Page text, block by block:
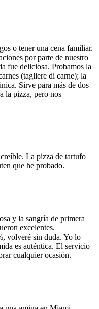
o tener una cena familiar.
por parte de nuestro
fue deliciosa. Probamos la
(tagliere di carne); la
Sirve para más de dos
la pizza, pero nos
La pizza de tartufo
que he probado.
y la sangría de primera
excelentes.
volveré sin duda. Yo lo
es auténtica. El servicio
cualquier ocasión.